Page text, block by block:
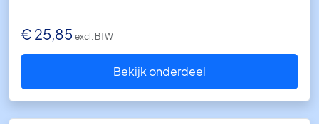
€ 25,85 excl. BTW
Bekijk onderdeel